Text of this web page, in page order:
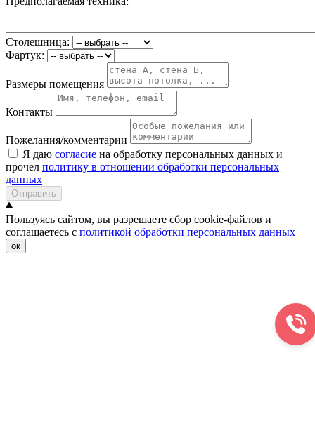
Столешница:
Фартук:
Размеры помещения
Контакты
Пожелания/комментарии
Я даю согласие на обработку персональных данных и
прочел политику в отношении обработки персональных
данных
Отправить
Пользуясь сайтом, вы разрешаете сбор cookie-файлов и
соглашаетесь с политикой обработки персональных данных
ок